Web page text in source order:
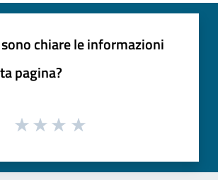
chiare le informazioni
pagina?